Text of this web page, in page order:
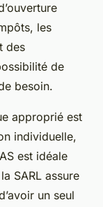
les
des
de
besoin.
approprié est
individuelle,
est idéale
SARL assure
un seul